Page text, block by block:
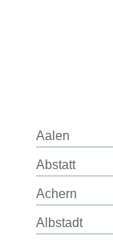
Aalen
Abstatt
Achern
Albstadt